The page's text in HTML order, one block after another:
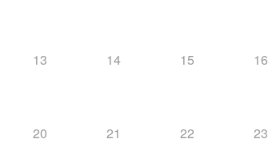
13 14 15 16
20 21 22 23